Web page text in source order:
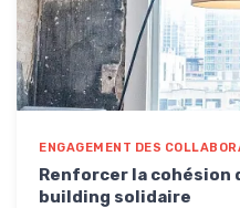
ENGAGEMENT DES
Renforcer la cohésion
building solidaire